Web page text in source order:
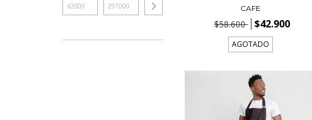
CAFE
$58.600 $42.900
AGOTADO